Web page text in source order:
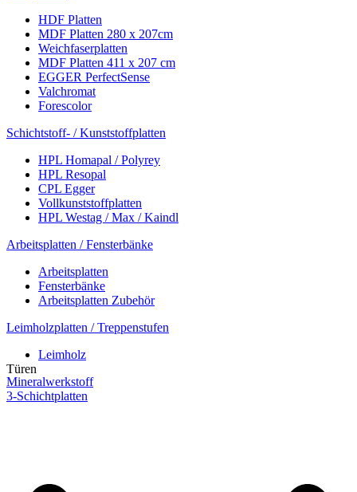
HDF Platten
MDF Platten 280 x 207cm
Weichfaserplatten
MDF Platten 411 x 207 cm
EGGER PerfectSense
Valchromat
Forescolor
Schichtstoff- / Kunststoffplatten
HPL Homapal / Polyrey
HPL Resopal
CPL Egger
Vollkunststoffplatten
HPL Westag / Max / Kaindl
Arbeitsplatten / Fensterbänke
Arbeitsplatten
Fensterbänke
Arbeitsplatten Zubehör
Leimholzplatten / Treppenstufen
Leimholz
Mineralwerkstoff
3-Schichtplatten
Türen